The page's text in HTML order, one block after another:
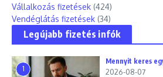
Vállalkozás fizetések (424)
Vendéglátás fizetések (34)
Legújabb fizetés infók
1
Mennyit keres
2026-08-07